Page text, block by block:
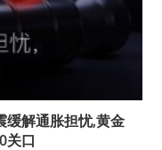
解通胀担忧,黄金
关口